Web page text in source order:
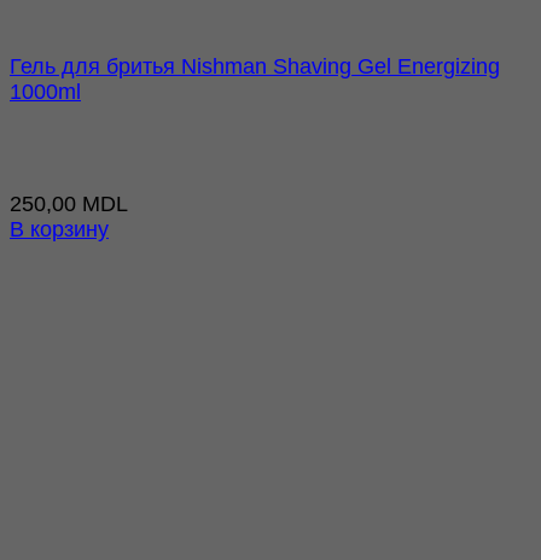
Гель для бритья Nishman Shaving Gel Energizing
1000ml
250,00 MDL
В корзину